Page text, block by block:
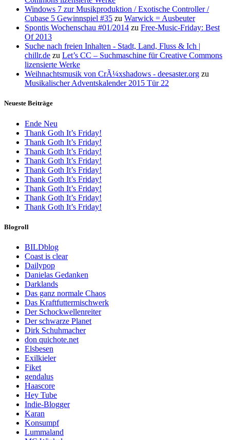
Windows 7 zur Musikproduktion / Exotische Controller /
Cubase 5 Gewinnspiel #35 zu Warwick = Ausbeuter
Spontis Wochenschau #01/2014 zu Free-Music-Friday: Best
Of 2013
Suche nach freien Inhalten - Stadt, Land, Fluss & Ich |
chillr.de zu Let’s CC – Suchmaschine für Creative Commons
lizensierte Werke
Weihnachtsmusik von CrÃ¼xshadows - deesaster.org zu
Musikalischer Adventskalender 2015 Tür 22
Neueste Beiträge
Ende Neu
Thank Goth It’s Friday!
Thank Goth It’s Friday!
Thank Goth It’s Friday!
Thank Goth It’s Friday!
Thank Goth It’s Friday!
Thank Goth It’s Friday!
Thank Goth It’s Friday!
Thank Goth It’s Friday!
Thank Goth It’s Friday!
Blogroll
BILDblog
Coast is clear
Dailypop
Danielas Gedanken
Darklands
Das ganz normale Chaos
Das Kraftfuttermischwerk
Der Schockwellenreiter
Der schwarze Planet
Dirk Schuhmacher
don quichote.net
Elsbesen
Exilkieler
Fiket
gendalus
Haascore
Hey Tube
Indie-Blogger
Karan
Konsumpf
Lummaland